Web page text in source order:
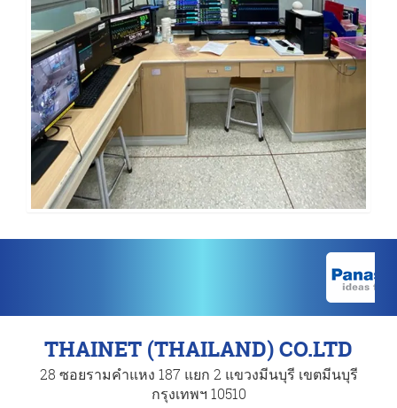
THAINET (THAILAND) CO.LTD
28 ซอยรามคำแหง 187 แยก 2 แขวงมีนบุรี เขตมีนบุรี
กรุงเทพฯ 10510